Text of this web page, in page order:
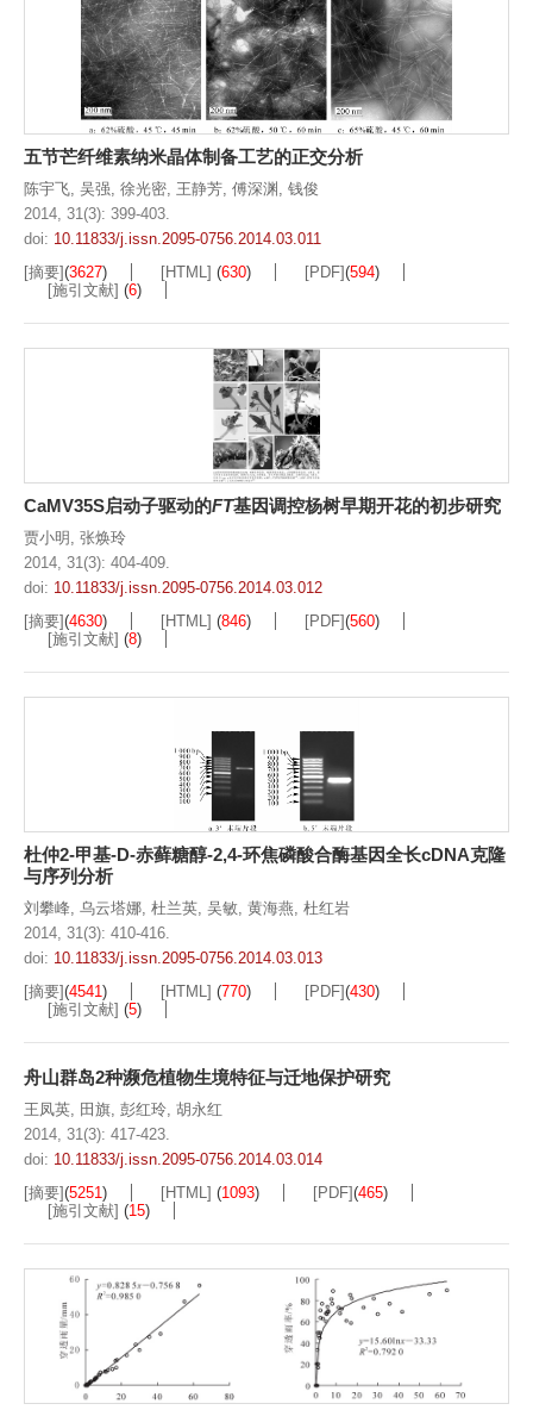
五节芒纤维素纳米晶体制备工艺的正交分析
陈宇飞 吴强 徐光密 王静芳 傅深渊
钱俊
2014, 31(3): 399-403.
doi: 10.11833/j.issn.2095-0756.2014.03.011
[摘要](3627) [HTML] (630) [PDF](594)
[施引文献] (6)
CaMV35S启动子驱动的FT基因调控杨树早期开花的初步研究
贾小明
张焕玲
2014, 31(3): 404-409.
doi: 10.11833/j.issn.2095-0756.2014.03.012
[摘要](4630) [HTML] (846) [PDF](560)
[施引文献] (8)
杜仲2-甲基-D-赤藓糖醇-2,4-环焦磷酸合酶基因全长cDNA克隆
与序列分析
刘攀峰 乌云塔娜 杜兰英 吴敏 黄海燕 杜红岩
2014, 31(3): 410-416.
doi: 10.11833/j.issn.2095-0756.2014.03.013
[摘要](4541 ) [HTML] (770) [PDF](430)
[施引文献] (5)
舟山群岛2种濒危植物生境特征与迁地保护研究
王凤英 田旗 彭红玲 胡永红
2014, 31(3): 417-423.
doi: 10.11833/j.issn.2095-0756.2014.03.014
[摘要](5251 ) [HTML] (1093) [PDF](465)
[施引文献] (15)